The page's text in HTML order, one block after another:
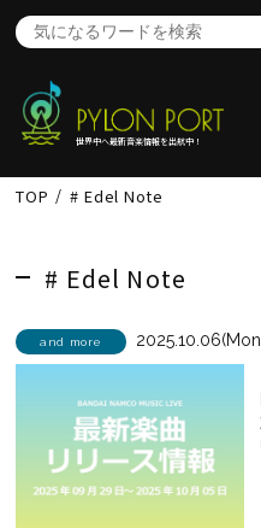
世界中へ最新音楽情報を出航中！
TOP # Edel Note
# Edel Note
and more